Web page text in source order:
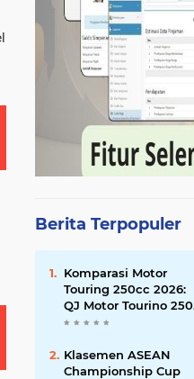
Berita Terpopuler
Komparasi Motor
Touring 250cc 2026:
QJ Motor Tourino 250
DX, Suzuki V-Strom
Versys-X 250?
Klasemen ASEAN
Championship Cup